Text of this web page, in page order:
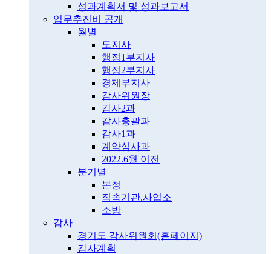
성과계획서 및 성과보고서
업무추진비 공개
월별
도지사
행정1부지사
행정2부지사
경제부지사
감사위원장
감사2과
감사총괄과
감사1과
계약심사과
2022.6월 이전
분기별
본청
직속기관.사업소
소방
감사
경기도 감사위원회(홈페이지)
감사계획